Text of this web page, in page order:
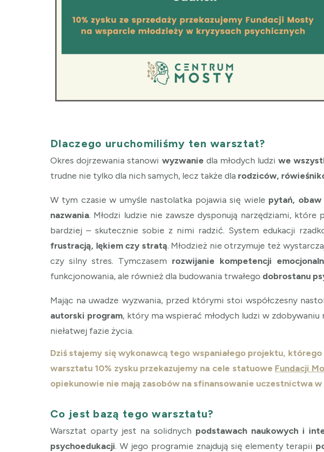
Dlaczego uruchomiliśmy ten warsztat?
Okres dojrzewania stanowi wyzwanie dla młodych ludziwe
trudne nie tylko dla nich samych, lecz także dla rodziców,
W tym czasie w umyśle nastolatka pojawia się wiele pytań,
nazwania. Młodzi ludzie nie zawsze dysponują narzędziami, które
bardziej – skutecznie sobie z nimi radzić. System edukacji
frustracją, lękiem czy stratą. Młodzież nie otrzymuje też
czy silny stres. Tymczasem rozwijanie kompetencji
funkcjonowania, ale również dla budowania trwałego dobrostanu
Mając na uwadze wyzwania, przed którymi stoi współczesny
autorski program, który ma wspierać młodych ludzi w
niełatwej fazie życia.
Dziś stajemy się wykonawcą tego wspaniałego projektu,
warsztatu 10% zysku przekazujemy na cele statuowe Fundacji
opiekunowie nie mają zasobów na sfinansowanie uczestnictwa
Co jest bazą tego warsztatu?
Warsztat oparty jest na solidnych podstawach naukowych i
psychoedukacji. W jego programie znajdują się elementy terapii